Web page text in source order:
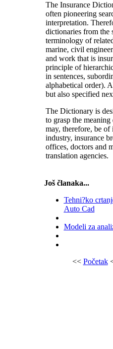
The Insurance
often pioneering
interpretation.
dictionaries from the
terminology of
marine, civil
and work that is
principle of
in sentences,
alphabetical order).
but also specified
The Dictionary is
to grasp the
may, therefore, be of
industry, insurance
offices, doctors and
translation agencies.
Još članaka...
Tehni?ko
Auto Cad
Modeli za
<< Početak